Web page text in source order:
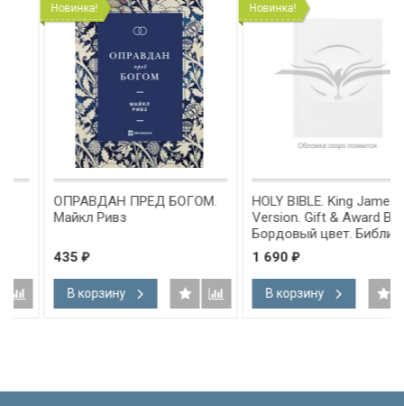
Новинка!
ОПРАВДАН ПРЕД БОГОМ.
Майкл Ривз
₽
В корзину
Новинка!
HOLY BIBLE. King James
Version. Gift & Award Bible.
Бордовый цвет. Библия
Короля Иакова на
английском языке.
Словарь, карты, закладка,
подарочная вкладка, слова
Иисуса выделены красным
1 690 ₽
В корзину